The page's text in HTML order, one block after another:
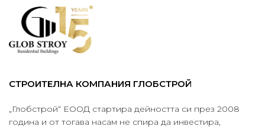
СТРОИТЕЛНА КОМПАНИЯ ГЛОБСТРОЙ
„Глобстрой“ ЕООД стартира дейността си през 2008
година и от тогава насам не спира да инвестира,